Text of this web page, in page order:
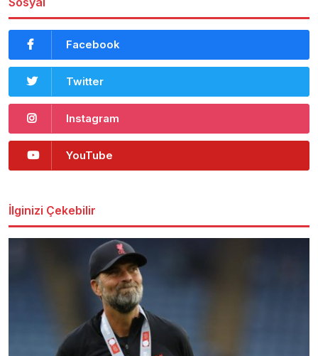
Facebook
Twitter
Instagram
YouTube
İlginizi Çekebilir